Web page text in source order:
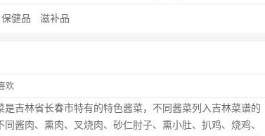
保健品 滋补品
欢
是吉林省长春市特有的特色酱菜，不同酱菜列入吉林菜谱的
同酱肉、熏肉、叉烧肉、砂仁肘子、熏小肚、扒鸡、烧鸡、